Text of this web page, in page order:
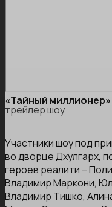
«Тайный миллионер»
трейлер шоу
Участники шоу под
во дворце Дхулгарх,
героев реалити –
Владимир Маркони,
Владимир Тишко,